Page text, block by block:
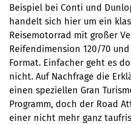
Beispiel bei Conti und
handelt sich hier um ein
Reisemotorrad mit großer
Reifendimension 120/70
Format. Einfacher geht es
nicht. Auf Nachfrage die
einen speziellen Gran
Programm, doch der Road
einer nicht mehr ganz